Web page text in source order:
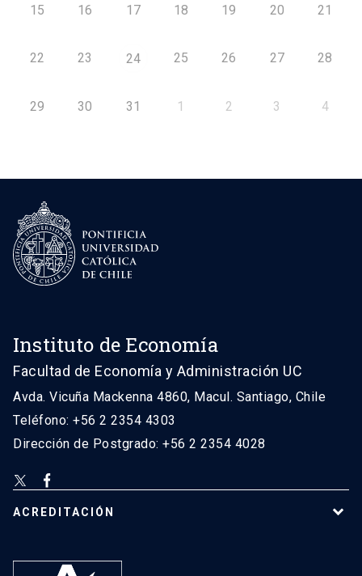
15 16 17 18 19 20 21
22 23 24 25 26 27 28
29 30 31 1 2 3 4
Instituto de Economía
Facultad de Economía y Administración UC
Avda. Vicuña Mackenna 4860, Macul. Santiago, Chile
Teléfono: +56 2 2354 4303
Dirección de Postgrado: +56 2 2354 4028
ACREDITACIÓN